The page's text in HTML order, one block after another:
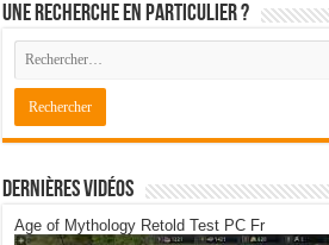
Une recherche en particulier ?
Dernières Vidéos
Age of Mythology Retold Test PC Fr